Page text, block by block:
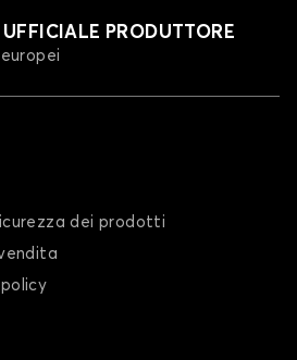
UFFICIALE PRODUTTORE
dei prodotti